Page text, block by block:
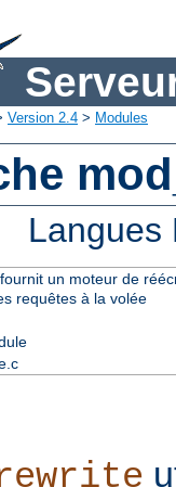
Version 2.4 > Modules
un moteur de
requêtes à la volée